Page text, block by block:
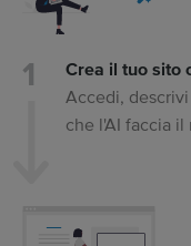
Crea il tuo sito
Accedi,
che l'AI faccia il